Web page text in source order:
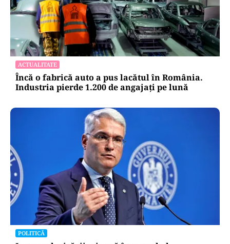
ACTUALITATE
Încă o fabrică auto a pus lacătul în România.
Industria pierde 1.200 de angajați pe lună
POLITICĂ